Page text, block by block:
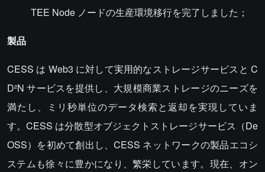
TEE Node ノードの生産環境移行を完了しました；
製品
CESS は Web3 に対して実用的なストレージサービスと C
D²N サービスを提供し、大規模商業ストレージのニーズを
満たし、ミリ秒単位のデータ検索と返却を実現していま
す。CESS は分散型オブジェクトストレージサービス（De
OSS）を初めて創出し、CESS ネットワークの製品エコシ
ステムも徐々に豊かになり、繁栄しています。現在、オン